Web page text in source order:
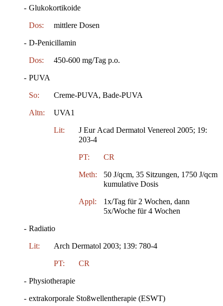
- Glukokortikoide
Dos: mittlere Dosen
- D-Penicillamin
Dos: 450-600 mg/Tag p.o.
- PUVA
So: Creme-PUVA, Bade-PUVA
Altn: UVA1
Lit:
J Eur Acad Dermatol Venereol 2005; 19:
203-4
PT: CR
Meth:
50 J/qcm, 35 Sitzungen, 1750 J/qcm
kumulative Dosis
Appl:
1x/Tag für 2 Wochen, dann
5x/Woche für 4 Wochen
- Radiatio
Lit: Arch Dermatol 2003; 139: 780-4
PT: CR
- Physiotherapie
- extrakorporale Stoßwellentherapie (ESWT)